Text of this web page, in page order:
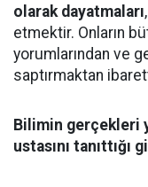
olarak dayatmaları
etmektir. Onların
yorumlarından ve
saptırmaktan
Bilimin gerçekleri
ustasını tanıttığı